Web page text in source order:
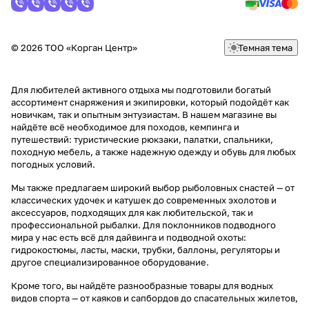
© 2026 ТОО «Корган Центр» Темная тема
Для любителей активного отдыха мы подготовили богатый
ассортимент снаряжения и экипировки, который подойдёт как
новичкам, так и опытным энтузиастам. В нашем магазине вы
найдёте всё необходимое для походов, кемпинга и
путешествий: туристические рюкзаки, палатки, спальники,
походную мебель, а также надежную одежду и обувь для любых
погодных условий.
Мы также предлагаем широкий выбор рыболовных снастей — от
классических удочек и катушек до современных эхолотов и
аксессуаров, подходящих для как любительской, так и
профессиональной рыбалки. Для поклонников подводного
мира у нас есть всё для дайвинга и подводной охоты:
гидрокостюмы, ласты, маски, трубки, баллоны, регуляторы и
другое специализированное оборудование.
Кроме того, вы найдёте разнообразные товары для водных
видов спорта — от каяков и сапбордов до спасательных жилетов,